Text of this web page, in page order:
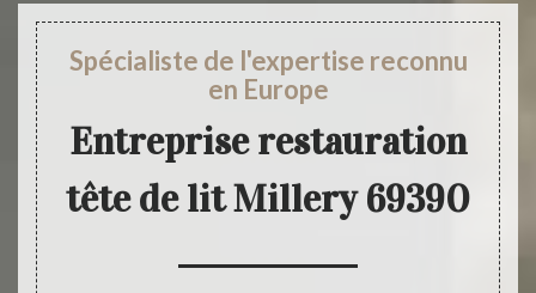
Spécialiste de l'expertise reconnu
en Europe
Entreprise restauration
tête de lit Millery 69390